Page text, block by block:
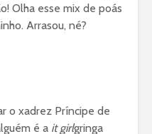
Olha esse mix de poás
Arrasou, né?
o xadrez Príncipe de
é a it girlgringa